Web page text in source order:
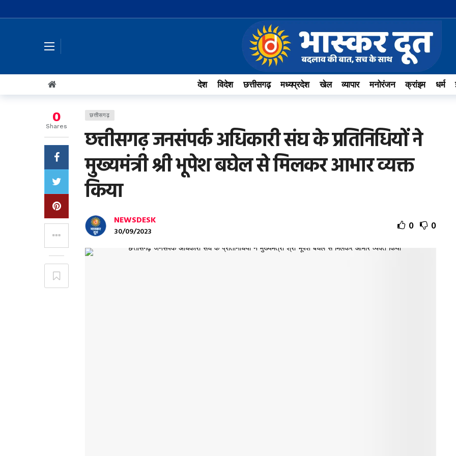
देश विदेश छत्तीसगढ़ मध्यप्रदेश खेल व्यापार मनोरंजन क्रांइम धर्म
छत्तीसगढ़
छत्तीसगढ़ जनसंपर्क अधिकारी संघ के प्रतिनिधियों ने
मुख्यमंत्री श्री भूपेश बघेल से मिलकर आभार व्यक्त
किया
NEWSDESK
30/09/2023 0 0
0
Shares